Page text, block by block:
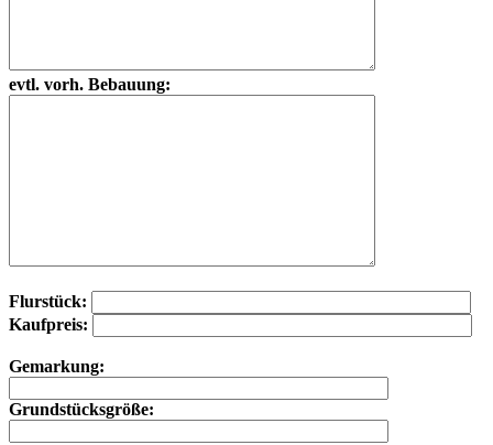
evtl. vorh. Bebauung:
Flurstück:
Kaufpreis:
Gemarkung:
Grundstücksgröße: